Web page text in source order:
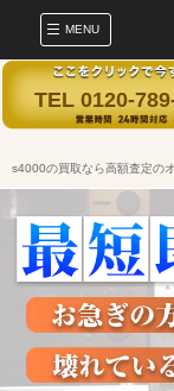
MENU
TEL 0120-
s4000の買取なら高額査定の